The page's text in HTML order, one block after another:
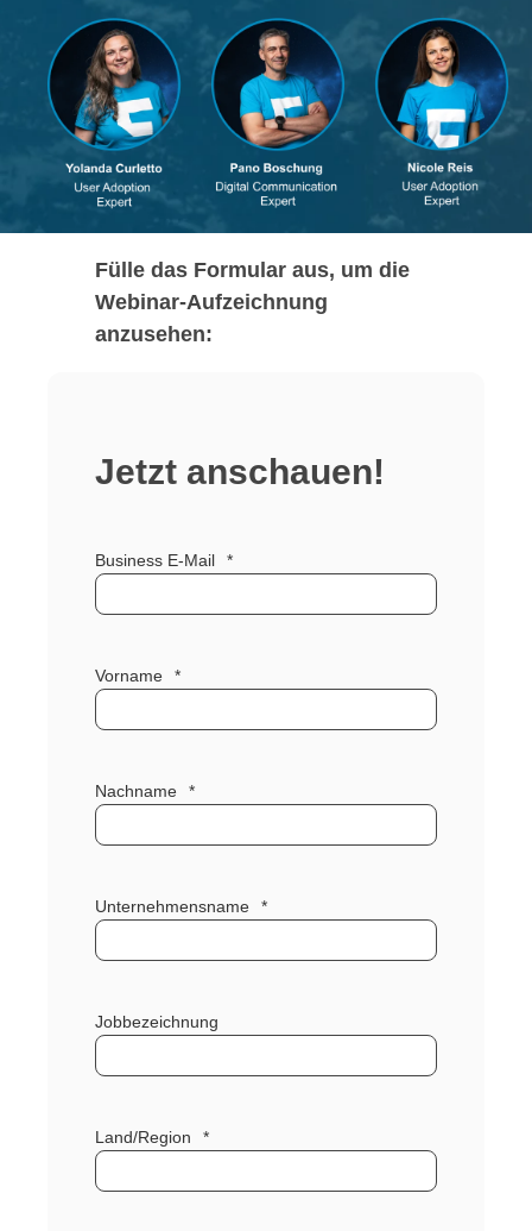
Fülle das Formular aus, um die
Webinar-Aufzeichnung
anzusehen:
Jetzt anschauen!
Business E-Mail *
Vorname *
Nachname *
Unternehmensname *
Jobbezeichnung
Land/Region *